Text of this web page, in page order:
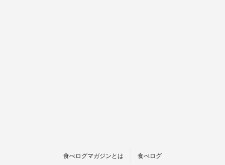
食べログマガジンとは 食べログ